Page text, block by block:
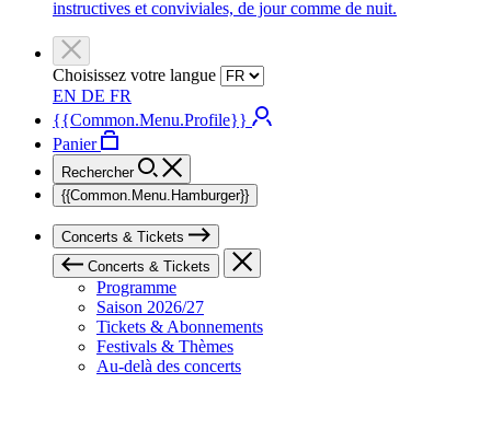
instructives et conviviales, de jour comme de nuit.
Choisissez votre langue
EN DE FR
{{Common.Menu.Profile}}
Panier
Rechercher
{{Common.Menu.Hamburger}}
Concerts & Tickets
Concerts & Tickets
Programme
Saison 2026/27
Tickets & Abonnements
Festivals & Thèmes
Au-delà des concerts